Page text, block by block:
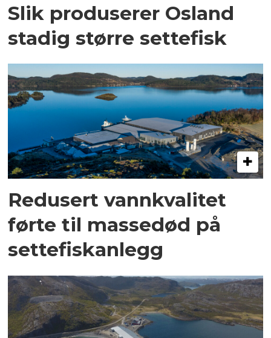
Slik produserer Osland
stadig større settefisk
Redusert vannkvalitet
førte til massedød på
settefiskanlegg